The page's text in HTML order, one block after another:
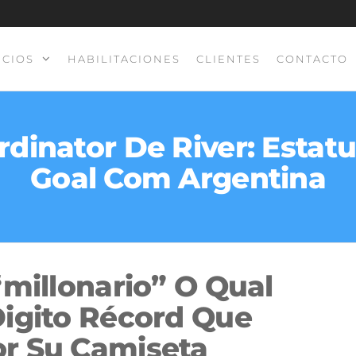
HABILITACIONES CLIENTES CONTACTO
De River:
Goal Com Argentina
O Qual
Récord Que
Su Camiseta